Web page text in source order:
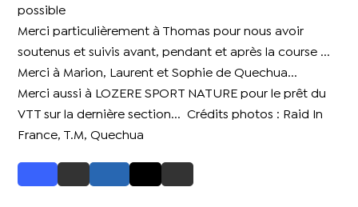
possible
Merci particulièrement à Thomas pour nous avoir
soutenus et suivis avant, pendant et après la course ...
Merci à Marion, Laurent et Sophie de Quechua...
Merci aussi à LOZERE SPORT NATURE pour le prêt du
VTT sur la dernière section... Crédits photos : Raid In
France, T.M, Quechua